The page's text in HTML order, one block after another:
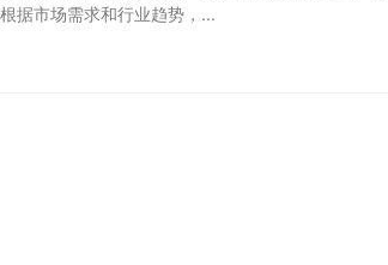
据市场需求和行业趋势，...